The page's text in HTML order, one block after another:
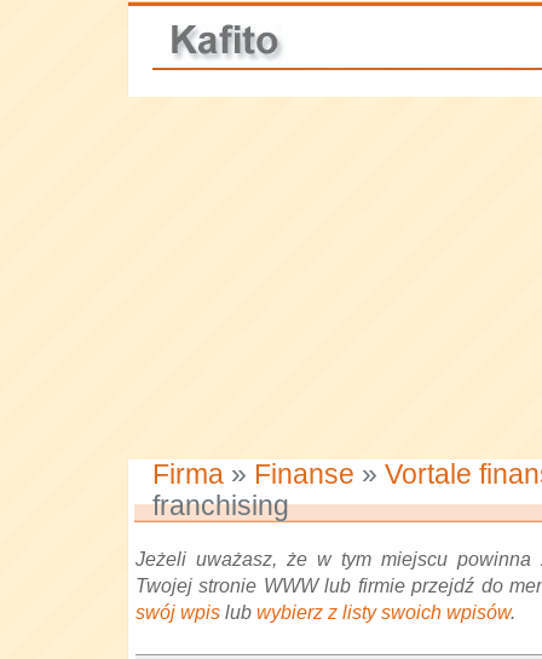
Firma » Finanse » Vortale
franchising
Jeżeli uważasz, że w tym miejscu powinna
Twojej stronie WWW lub firmie przejdź do
swój wpis lub wybierz z listy swoich wpisów.